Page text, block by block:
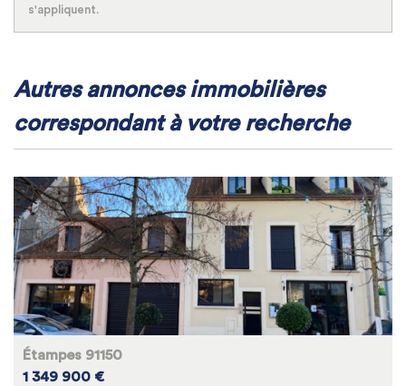
s'appliquent.
autres annonces immobilières
correspondant à votre recherche
Étampes 91150
1 349 900 €